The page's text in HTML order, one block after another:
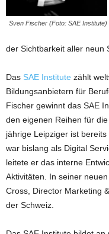
Sven Fischer (Foto: SAE Institute)
der Sichtbarkeit aller neun
Das SAE Institute zählt
Bildungsanbietern für
Fischer gewinnt das SAE
den eigenen Reihen für
jährige Leipziger ist
war bislang als Digital
leitete er das interne
Aktivitäten. In seiner
Cross, Director Marketing
der Schweiz.